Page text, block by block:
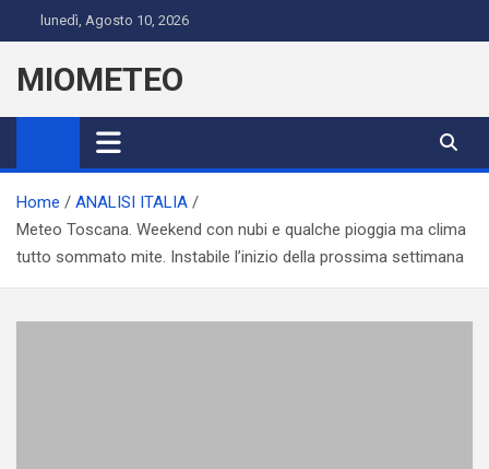
to
content
lunedì, Agosto 10, 2026
MIOMETEO
Home
ANALISI ITALIA
Meteo Toscana. Weekend con nubi e qualche pioggia ma clima
tutto sommato mite. Instabile l’inizio della prossima settimana